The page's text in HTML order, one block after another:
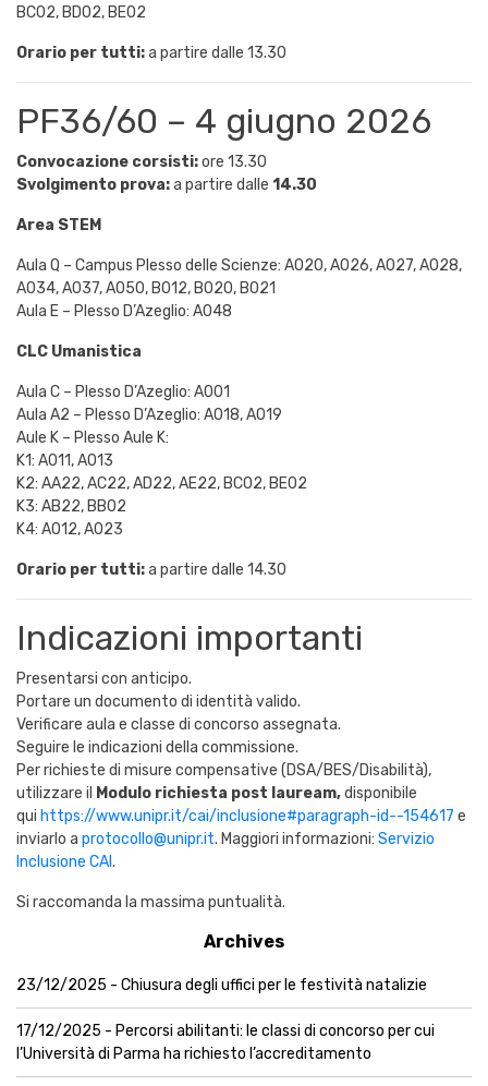
BC02, BD02, BE02
Orario per tutti:a partire dalle 13.30
PF36/60 – 4 giugno 2026
Convocazione corsisti:ore 13.30
Svolgimento prova:a partire dalle 14.30
Area STEM
Aula Q – Campus Plesso delle Scienze: A020, A026, A027, A028,
A034, A037, A050, B012, B020, B021
Aula E – Plesso D’Azeglio: A048
CLC Umanistica
Aula C – Plesso D’Azeglio: A001
Aula A2 – Plesso D’Azeglio: A018, A019
Aule K – Plesso Aule K:
K1: A011, A013
K2: AA22, AC22, AD22, AE22, BC02, BE02
K3: AB22, BB02
K4: A012, A023
Orario per tutti:a partire dalle 14.30
Indicazioni importanti
Presentarsi con anticipo.
Portare un documento di identità valido.
Verificare aula e classe di concorso assegnata.
Seguire le indicazioni della commissione.
Per richieste di misure compensative (DSA/BES/Disabilità),
utilizzare il Modulo richiesta post lauream,disponibile
qui https://www.unipr.it/cai/inclusione#paragraph-id--154617 e
inviarlo a protocollo@unipr.it. Maggiori informazioni: Servizio
Inclusione CAI.
Si raccomanda la massima puntualità.
Archives
23/12/2025 - Chiusura degli uffici per le festività natalizie
17/12/2025 - Percorsi abilitanti: le classi di concorso per cui
l’Università di Parma ha richiesto l’accreditamento